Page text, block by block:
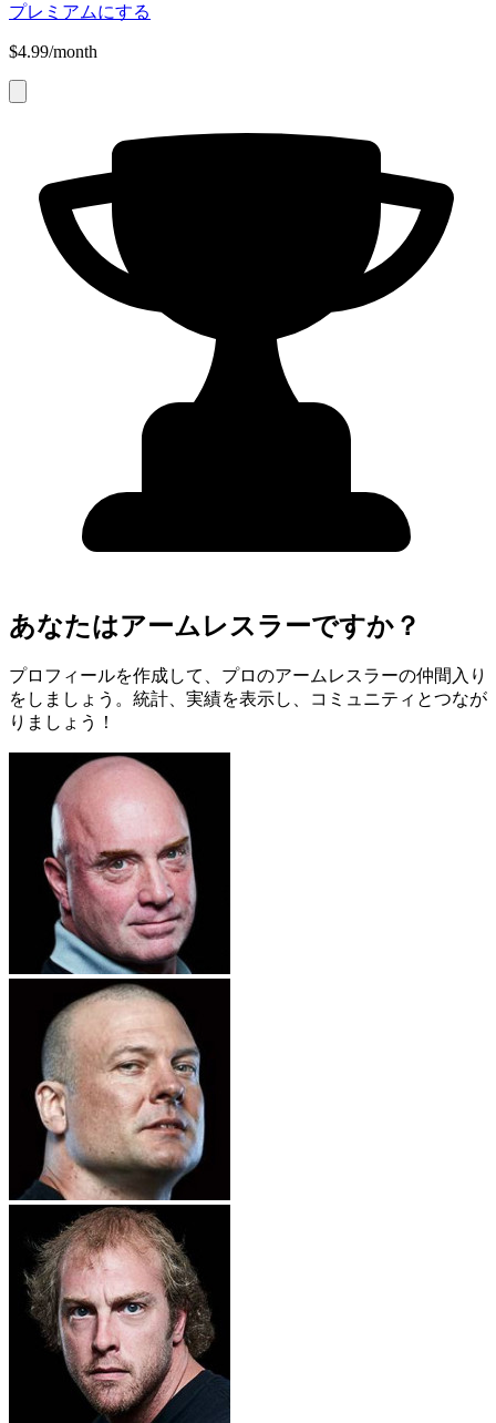
プレミアムにする
$4.99/month
あなたはアームレスラーですか？
プロフィールを作成して、プロのアームレスラーの仲間入り
をしましょう。統計、実績を表示し、コミュニティとつなが
りましょう！